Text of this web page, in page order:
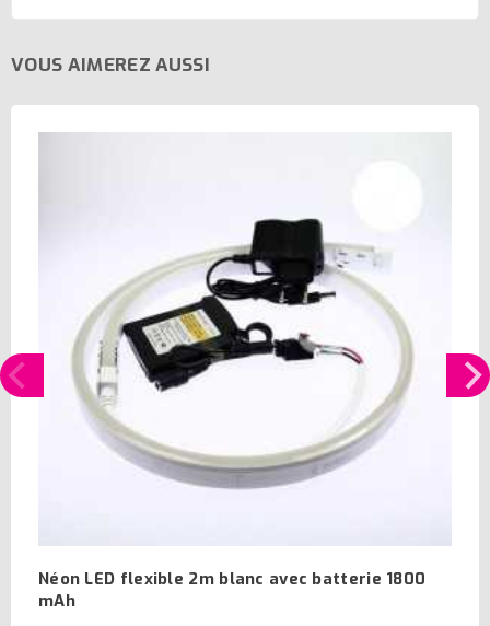
VOUS AIMEREZ AUSSI
Néon LED flexible 2m blanc avec batterie 1800
mAh